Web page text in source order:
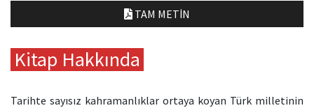
TAM METIN
Kitap Hakkında
Tarihte sayısız kahramanlıklar ortaya koyan Türk milletinin